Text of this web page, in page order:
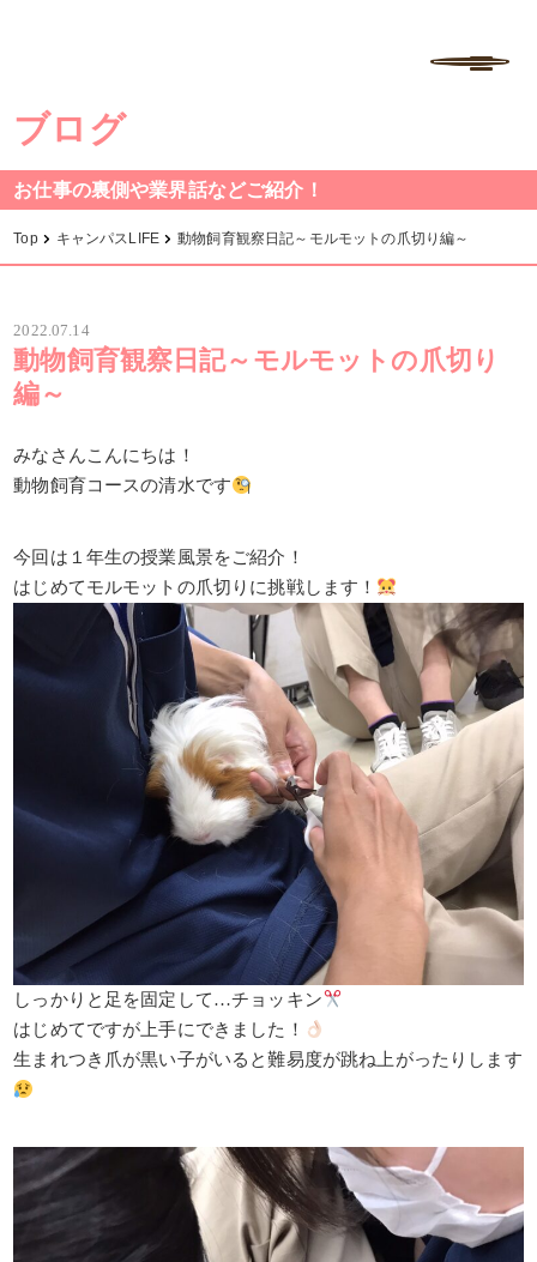
学校法人中村学園 専門学校ちば愛犬動物フラワー学園
MENU
ブログ
お仕事の裏側や業界話などご紹介！
Top キャンパスLIFE 動物飼育観察日記～モルモットの爪切り編～
2022.07.14
動物飼育観察日記～モルモットの爪切り
編～
みなさんこんにちは！
動物飼育コースの清水です
今回は１年生の授業風景をご紹介！
はじめてモルモットの爪切りに挑戦します！
しっかりと足を固定して…チョッキン
はじめてですが上手にできました！
生まれつき爪が黒い子がいると難易度が跳ね上がったりします